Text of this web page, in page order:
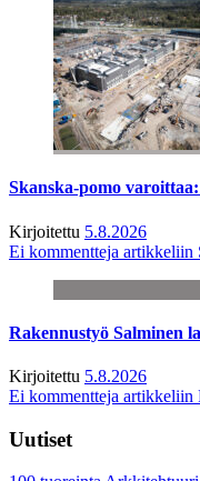
Skanska-pomo
Kirjoitettu 5.8.2026
Ei kommentteja artikkeliin
Rakennustyö Salminen
Kirjoitettu 5.8.2026
Ei kommentteja artikkeliin
Uutiset